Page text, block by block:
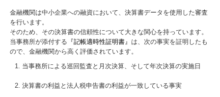
顧問契約の流れ
よくある質問
採用情報
募集要項
金融機関は中小企業への融資において、決算書データを使用した審査
を行います。
そのため、その決算書の信頼性について大きな関心を持っています。
当事務所が添付する 『記帳適時性証明書』 は、次の事実を証明したも
ので、金融機関から高く評価されています。
当事務所による巡回監査と月次決算、そして年次決算の実施日
決算書の利益と法人税申告書の利益が一致している事実